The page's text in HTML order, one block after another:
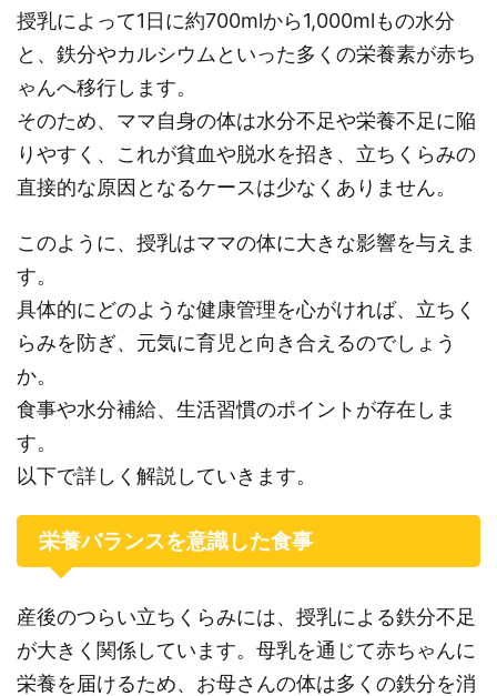
授乳によって1日に約700mlから1,000mlもの水分
と、鉄分やカルシウムといった多くの栄養素が赤ち
ゃんへ移行します。
そのため、ママ自身の体は水分不足や栄養不足に陥
りやすく、これが貧血や脱水を招き、立ちくらみの
直接的な原因となるケースは少なくありません。
このように、授乳はママの体に大きな影響を与えま
す。
具体的にどのような健康管理を心がければ、立ちく
らみを防ぎ、元気に育児と向き合えるのでしょう
か。
食事や水分補給、生活習慣のポイントが存在しま
す。
以下で詳しく解説していきます。
栄養バランスを意識した食事
産後のつらい立ちくらみには、授乳による鉄分不足
が大きく関係しています。母乳を通じて赤ちゃんに
栄養を届けるため、お母さんの体は多くの鉄分を消